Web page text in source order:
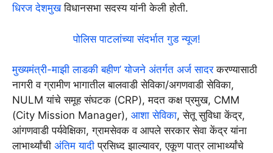
धिरज देशमुखविधानसभा सदस्य यांनी केली होती.
पोलिस पाटलांच्या संदर्भात गुड न्यूज!
मुख्यमंत्री-माझी लाडकी बहीण’ योजने अंतर्गत अर्ज सादरकरण्यासाठी
नागरी व ग्रामीण भागातील बालवाडी सेविका/अगणवाडी सेविका,
NULM यांचे समूह संघटक (CRP), मदत कक्ष प्रमुख, CMM
(City Mission Manager), आशा सेविका, सेतू सुविधा केंद्र,
आंगणवाडी पर्यवेक्षिका, ग्रामसेवक व आपले सरकार सेवा केंद्र यांना
लाभार्थ्यांची अंतिम यादी प्रसिध्द झाल्यावर, एकूण पात्र लाभार्थ्यांचे